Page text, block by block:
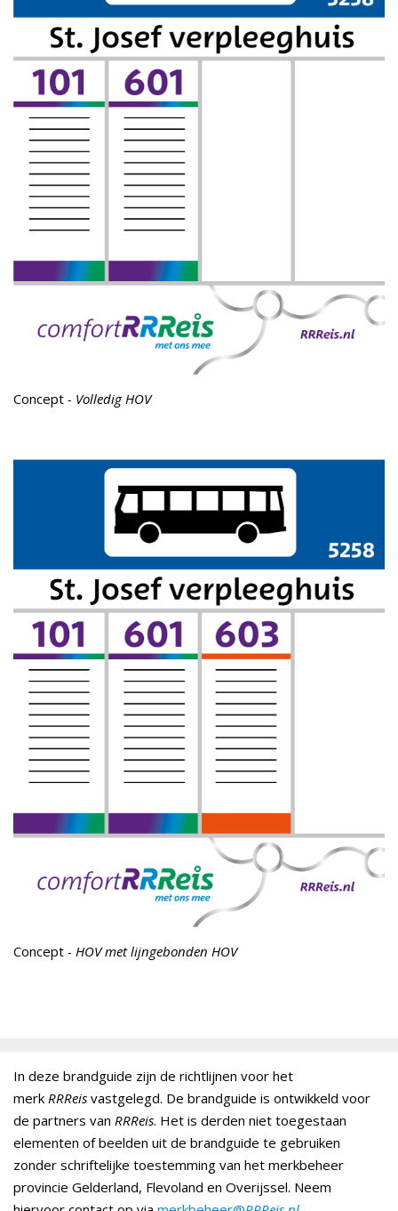
Concept - Volledig HOV
Concept - HOV met lijngebonden HOV
In deze brandguide zijn de richtlijnen voor het
merk RRReis vastgelegd. De brandguide is ontwikkeld voor
de partners van RRReis. Het is derden niet toegestaan
elementen of beelden uit de brandguide te gebruiken
zonder schriftelijke toestemming van het merkbeheer
provincie Gelderland, Flevoland en Overijssel. Neem